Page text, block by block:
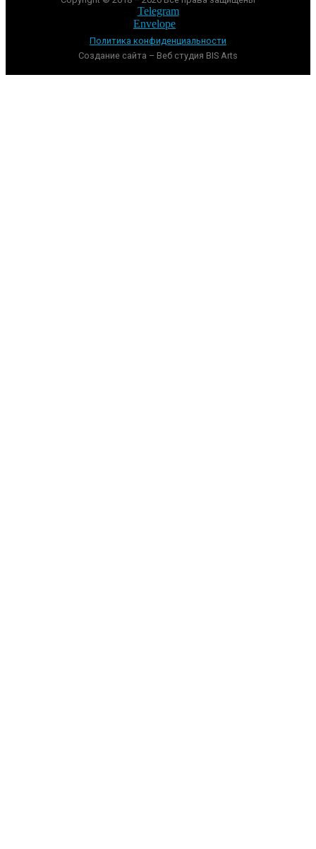
Telegram
Envelope
Политика конфиденциальности
Создание сайта – Веб студия BIS Arts